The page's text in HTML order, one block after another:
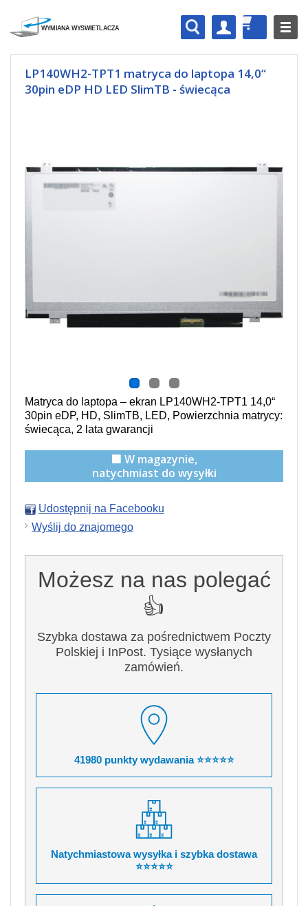
LP140WH2-TPT1 matryca do laptopa 14,0“
30pin eDP HD LED SlimTB - świecąca
Matryca do laptopa – ekran LP140WH2-TPT1 14,0“
30pin eDP, HD, SlimTB, LED, Powierzchnia matrycy:
świecąca, 2 lata gwarancji
🟩 W magazynie,
natychmiast do wysyłki
Udostępnij na Facebooku
Wyślij do znajomego
Możesz na nas polegać
👍
Szybka dostawa za pośrednictwem Poczty
Polskiej i InPost. Tysiące wysłanych
zamówień.
41980 punkty wydawania ⭐⭐⭐⭐⭐
Natychmiastowa wysyłka i szybka dostawa
⭐⭐⭐⭐⭐